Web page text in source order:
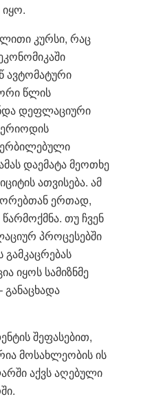
კურსი, რაც
ავტომატური
წლის
დეფლაციური
დაემატა მეოთხე
ათვისება. ამ
ერთად,
თუ ჩვენ
პროცესებში
იყოს სამიზნმე
შეფასებით,
მოსახლეობის ის
აქვს აღებული